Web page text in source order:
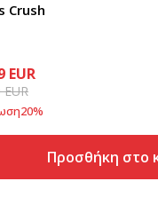
Crush
EUR
EUR
20%
Προσθήκη στο